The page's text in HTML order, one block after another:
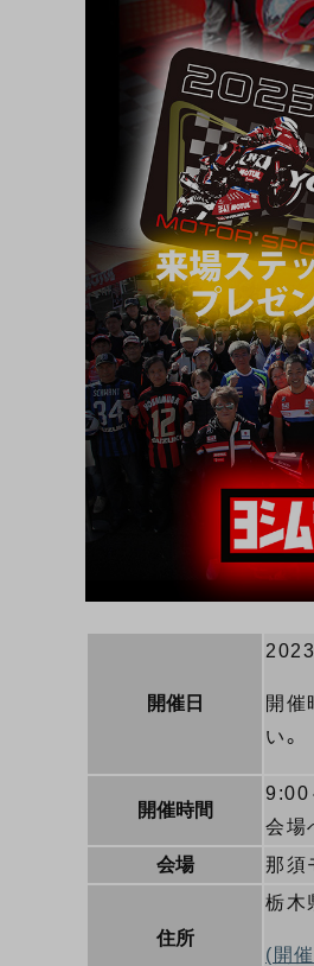
開催日
開催
い。
開催時間
9:00
会場
会場
那須
住所
栃木
(開